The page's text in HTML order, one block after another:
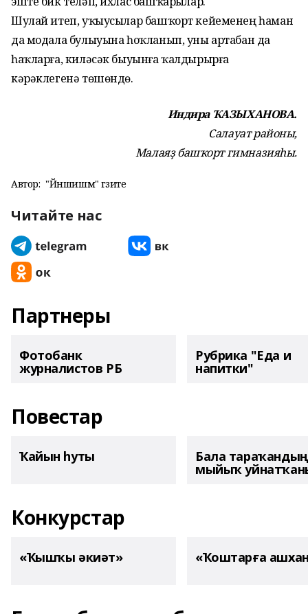
Шулай итеп, уҡыусылар башҡорт кейеменең һаман
да модала булыуына һоҡланып, уны артабан да
һаҡларға, киләсәк быуынға ҡалдырырға
кәрәклегенә төшөндө.
Индира ҠАЗЫХАНОВА.
Салауат районы,
Малаяҙ башҡорт гимназияһы.
Автор: "Йәншишмә" гәзите
Читайте нас
Партнеры
Фотобанк
журналистов РБ
Рубрика "Еда и
напитки"
Повестар
Ҡайын һуты Бала тараҡандың
мыйыҡ
Конкурстар
«Ҡышҡы әкиәт» «Ҡоштарға